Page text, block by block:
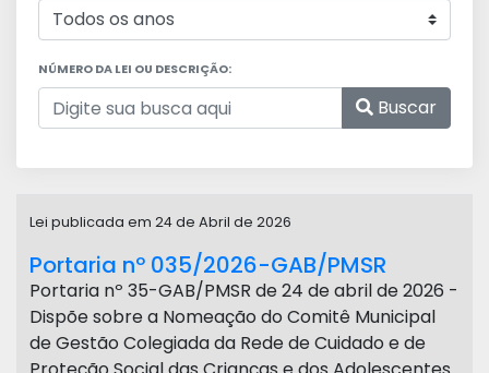
NÚMERO DA LEI OU DESCRIÇÃO:
Buscar
Lei publicada em 24 de Abril de 2026
Portaria nº 035/2026-GAB/PMSR
Portaria nº 35-GAB/PMSR de 24 de abril de 2026 -
Dispõe sobre a Nomeação do Comitê Municipal
de Gestão Colegiada da Rede de Cuidado e de